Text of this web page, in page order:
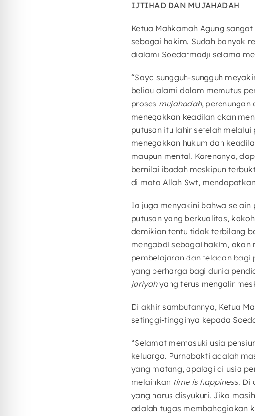
IJTIHAD DAN MUJAHADAH
Ketua Mahkamah Agung
sebagai hakim. Sudah banyak
dialami Soedarmadji selama
“Saya sungguh-sungguh
beliau alami dalam memutus
proses mujahadah, perenungan
menegakkan keadilan akan
putusan itu lahir setelah
menegakkan hukum dan
maupun mental. Karenanya,
bernilai ibadah meskipun
di mata Allah Swt,
Ia juga menyakini bahwa
putusan yang berkualitas,
demikian tentu tidak terbilang
mengabdi sebagai hakim,
pembelajaran dan teladan bagi
yang berharga bagi dunia
jariyahyang terus mengalir
Di akhir sambutannya, Ketua
setinggi-tingginya kepada
“Selamat memasuki usia
keluarga. Purnabakti adalah
yang matang, apalagi di usia
melainkan time is happiness. Di
yang harus disyukuri. Jika
adalah tugas membahagiakan